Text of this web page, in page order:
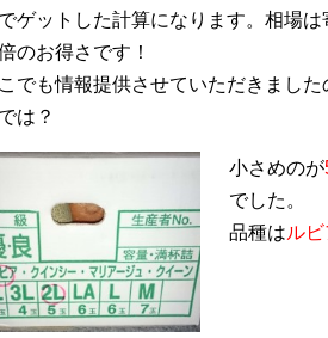
ゲットした計算になります。相場
のお得さです！
でも情報提供させていただきまし
は？
小さめのが
でした。
品種はル